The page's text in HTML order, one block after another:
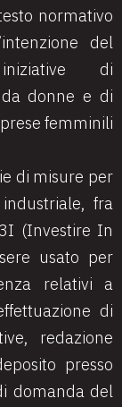
normativo
del
di
donne e di
femminili
di misure per
fra
(Investire In
usato per
relativi a
di
redazione
presso
domanda del